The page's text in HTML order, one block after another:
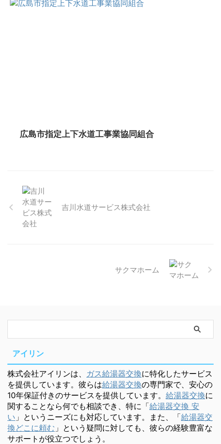
広島市指定上下水道工事業協同組合
吉川水道サービス株式会社
サクマホーム
アイリン
株式会社アイリンは、 ガス給湯器交換に特化したサービス
を提供しています。彼らは給湯器交換の専門家で、安心の
10年保証付きのサービスを提供しています。 給湯器交換に
関することなら何でも相談でき、特に「給湯器交換 安
い 」というニーズにも対応しています。また、「給湯器交
換どこに頼む 」という疑問に対しても、彼らの経験豊富な
サポートが役立つでしょう。